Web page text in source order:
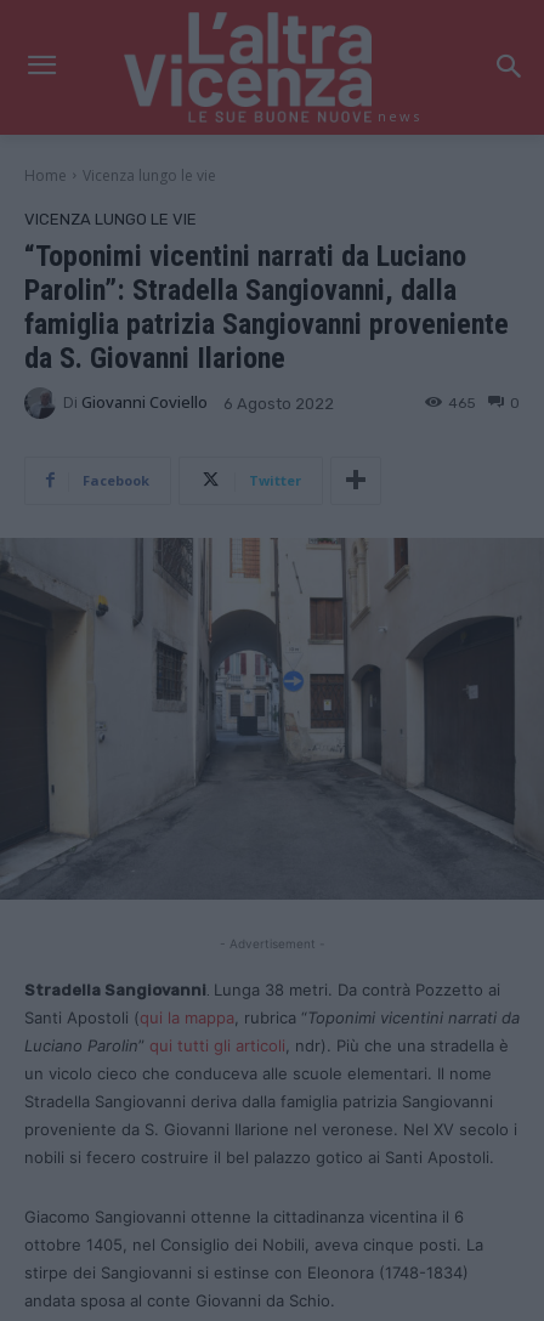
news
Home Vicenza lungo le vie
VICENZA LUNGO LE VIE
“Toponimi vicentini narrati da Luciano
Parolin”: Stradella Sangiovanni, dalla
famiglia patrizia Sangiovanni proveniente
da S. Giovanni Ilarione
Di Giovanni Coviello 6 Agosto 2022 0
465
Facebook Twitter
- Advertisement -
Stradella Sangiovanni. Lunga 38 metri. Da contrà Pozzetto ai
Santi Apostoli (qui la mappa, rubrica “Toponimi vicentini narrati da
Luciano Parolin” qui tutti gli articoli, ndr). Più che una stradella è
un vicolo cieco che conduceva alle scuole elementari. Il nome
Stradella Sangiovanni deriva dalla famiglia patrizia Sangiovanni
proveniente da S. Giovanni Ilarione nel veronese. Nel XV secolo i
nobili si fecero costruire il bel palazzo gotico ai Santi Apostoli.
Giacomo Sangiovanni ottenne la cittadinanza vicentina il 6
ottobre 1405, nel Consiglio dei Nobili, aveva cinque posti. La
stirpe dei Sangiovanni si estinse con Eleonora (1748-1834)
andata sposa al conte Giovanni da Schio.